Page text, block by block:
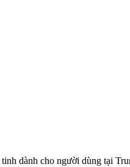
dành cho người dùng tại